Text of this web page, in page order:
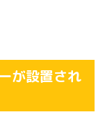
が設置され